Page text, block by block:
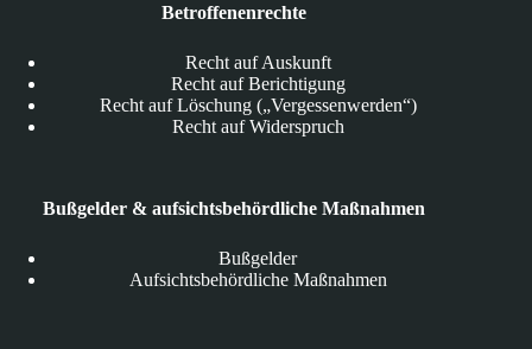
Betroffenenrechte
Recht auf Auskunft
Recht auf Berichtigung
Recht auf Löschung („Vergessenwerden“)
Recht auf Widerspruch
Bußgelder & aufsichtsbehördliche Maßnahmen
Bußgelder
Aufsichtsbehördliche Maßnahmen